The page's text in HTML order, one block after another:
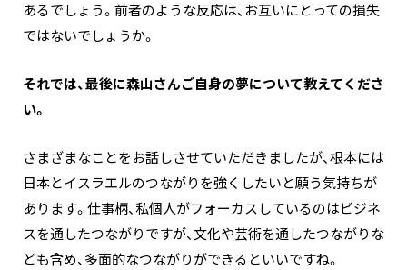
あるでしょう。前者のような反応は、お互いにとっての損失
ではないでしょうか。
それでは、最後に森山さんご自身の夢について教えてくださ
い。
さまざまなことをお話しさせていただきましたが、根本には
日本とイスラエルのつながりを強くしたいと願う気持ちが
あります。仕事柄、私個人がフォーカスしているのはビジネ
スを通したつながりですが、文化や芸術を通したつながりな
ども含め、多面的なつながりができるといいですね。